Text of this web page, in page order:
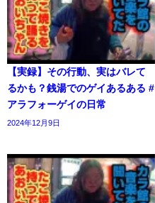
【実録】その行動、実はバレて
るかも？銭湯でのゲイあるある #
アラフォーゲイの日常
2024年12月9日